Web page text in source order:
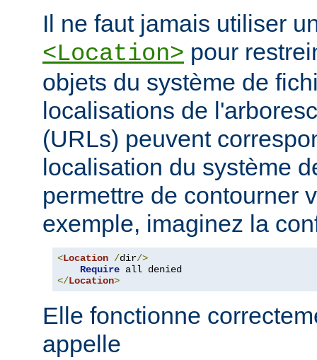
Il ne faut jamais utiliser
<Location> pour
objets du système de
localisations de
(URLs) peuvent
localisation du système
permettre de contourner
exemple, imaginez la
<Location /dir/>
Require
</Location>
Elle fonctionne
appelle